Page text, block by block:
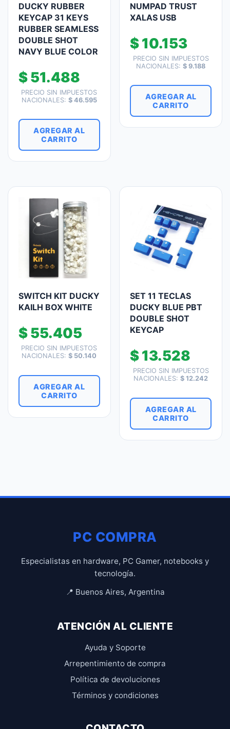
DUCKY RUBBER
KEYCAP 31 KEYS
RUBBER SEAMLESS
DOUBLE SHOT
NAVY BLUE COLOR
$51.488
PRECIO SIN IMPUESTOS
NACIONALES: $46.595
AGREGAR AL
CARRITO
NUMPAD TRUST
XALAS USB
$10.153
PRECIO SIN IMPUESTOS
NACIONALES:$ 9.188
AGREGAR AL
CARRITO
SWITCH KIT DUCKY
KAILH BOX WHITE
$55.405
PRECIO SIN IMPUESTOS
NACIONALES:$ 50.140
AGREGAR AL
CARRITO
SET 11 TECLAS
DUCKY BLUE PBT
DOUBLE SHOT
KEYCAP
$13.528
PRECIO SIN IMPUESTOS
NACIONALES:$ 12.242
AGREGAR AL
CARRITO
PC COMPRA
Especialistas en hardware, PC Gamer, notebooks y
tecnología.
📍 Buenos Aires, Argentina
ATENCIÓN AL CLIENTE
Ayuda y Soporte
Arrepentimiento de compra
Política de devoluciones
Términos y condiciones